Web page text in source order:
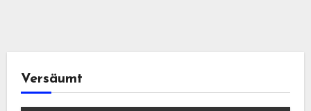
Versäumt